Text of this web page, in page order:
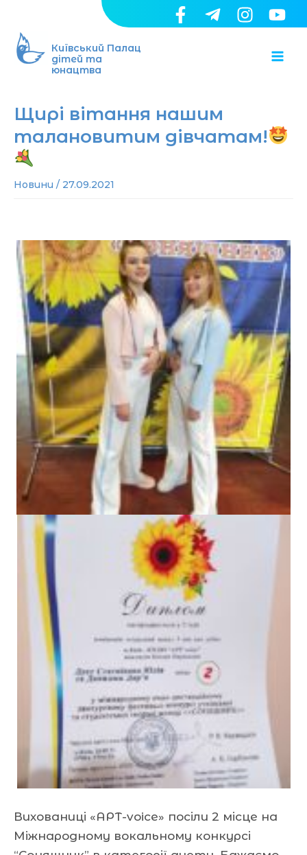
вмісту
Київський Палац
дітей та
юнацтва
Щирі вітання нашим
талановитим дівчатам!
Новини / 27.09.2021
Вихованиці «АРТ-voice» посіли 2 місце на
Міжнародному вокальному конкурсі